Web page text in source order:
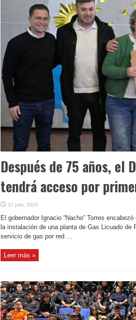
Después de 75 años, el
tendrá acceso por
12 julio, 2026
El gobernador Ignacio “Nacho” Torres
la instalación de una planta de Gas Licuado de
servicio de gas por red ...
Leer más »